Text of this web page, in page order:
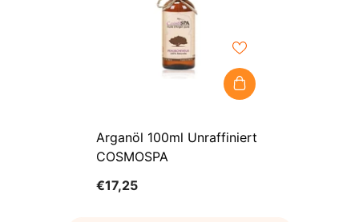
Arganöl 100ml Unraffiniert
COSMOSPA
€17,25